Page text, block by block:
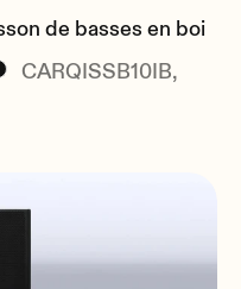
de basses en boi
CARQISSB10IB,